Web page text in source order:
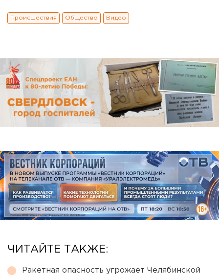
Происшествия Общество Видео
ЧИТАЙТЕ ТАКЖЕ:
Ракетная опасность угрожает Челябинской